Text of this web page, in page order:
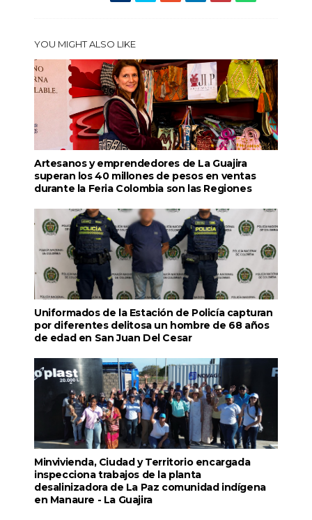
YOU MIGHT ALSO LIKE
Artesanos y emprendedores de La Guajira
superan los 40 millones de pesos en ventas
durante la Feria Colombia son las Regiones
Uniformados de la Estación de Policía capturan
por diferentes delitosa un hombre de 68 años
de edad en San Juan Del Cesar
Minvivienda, Ciudad y Territorio encargada
inspecciona trabajos de la planta
desalinizadora de La Paz comunidad indígena
en Manaure - La Guajira